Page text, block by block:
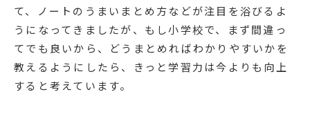
て、ノートのうまいまとめ方などが注目を浴びるよ
うになってきましたが、もし小学校で、まず間違っ
てでも良いから、どうまとめればわかりやすいかを
教えるようにしたら、きっと学習力は今よりも向上
すると考えています。